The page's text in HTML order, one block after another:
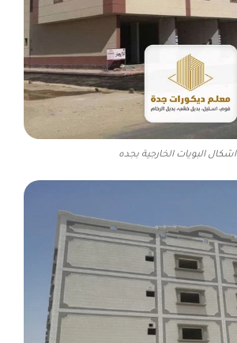
اشكال البويات الخارجية بجده